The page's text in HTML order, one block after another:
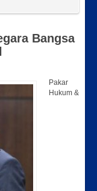
Bangsa
Pakar
Hukum &